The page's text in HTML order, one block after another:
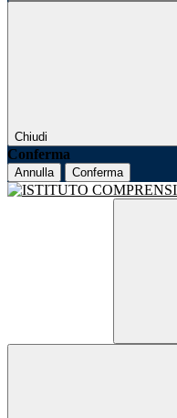
Chiudi
Conferma
Annulla Conferma